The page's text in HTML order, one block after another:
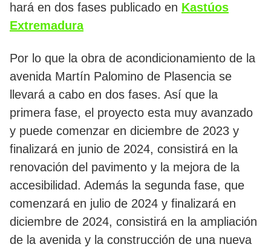
hará en dos fases publicado en Kastúos
Extremadura
Por lo que la obra de acondicionamiento de la
avenida Martín Palomino de Plasencia se
llevará a cabo en dos fases. Así que la
primera fase, el proyecto esta muy avanzado
y puede comenzar en diciembre de 2023 y
finalizará en junio de 2024, consistirá en la
renovación del pavimento y la mejora de la
accesibilidad. Además la segunda fase, que
comenzará en julio de 2024 y finalizará en
diciembre de 2024, consistirá en la ampliación
de la avenida y la construcción de una nueva